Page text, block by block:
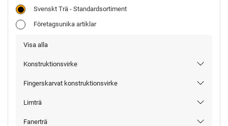
Svenskt Trä - Standardsortiment
Företagsunika artiklar
Visa alla
Konstruktionsvirke
Fingerskarvat konstruktionsvirke
Limträ
Fanerträ